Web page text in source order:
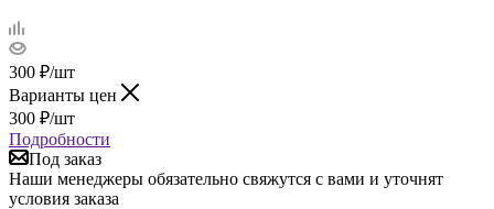
300 ₽/шт
Варианты цен
300 ₽/шт
Подробности
Под заказ
Наши менеджеры обязательно свяжутся с вами и уточнят
условия заказа